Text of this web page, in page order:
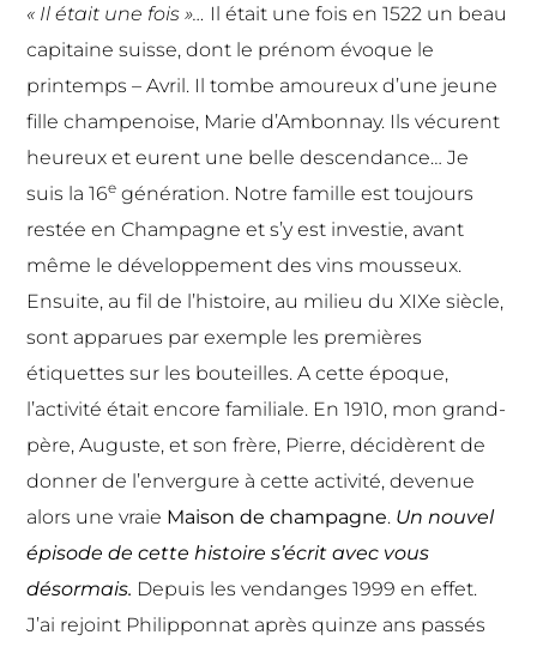
« Il était une fois »… Il était une fois en 1522 un beau
capitaine suisse, dont le prénom évoque le
printemps – Avril. Il tombe amoureux d’une jeune
fille champenoise, Marie d’Ambonnay. Ils vécurent
heureux et eurent une belle descendance… Je
suis la 16e génération. Notre famille est toujours
restée en Champagne et s’y est investie, avant
même le développement des vins mousseux.
Ensuite, au fil de l’histoire, au milieu du XIXe siècle,
sont apparues par exemple les premières
étiquettes sur les bouteilles. A cette époque,
l’activité était encore familiale. En 1910, mon grand-
père, Auguste, et son frère, Pierre, décidèrent de
donner de l’envergure à cette activité, devenue
alors une vraie Maison de champagne. Un nouvel
épisode de cette histoire s’écrit avec vous
désormais. Depuis les vendanges 1999 en effet.
J’ai rejoint Philipponnat après quinze ans passés